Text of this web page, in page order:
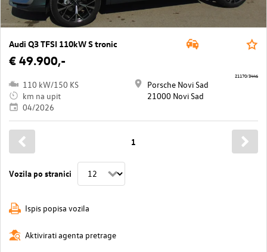
Audi Q3 TFSI 110kW S tronic
€ 49.900,-
110 kW/150 KS
km na upit
04/2026
Porsche Novi Sad
21000 Novi Sad
21170/3446
Vozila po stranici
1
Ispis popisa vozila
Aktivirati agenta pretrage